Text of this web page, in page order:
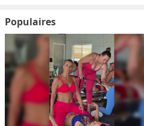
Populaires